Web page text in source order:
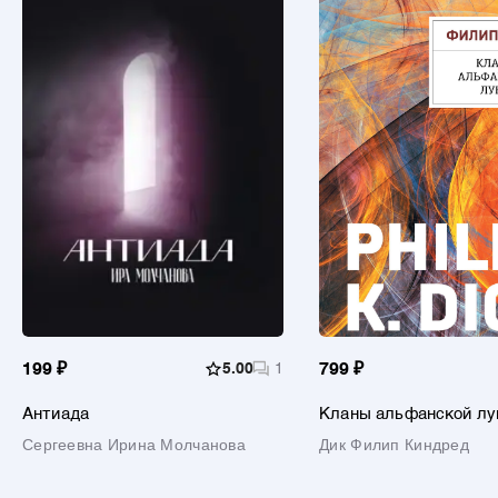
199 ₽ 5.00 1
Антиада
Сергеевна Ирина Молчанова
799 ₽
Кланы альфанской
Дик Филип Киндред